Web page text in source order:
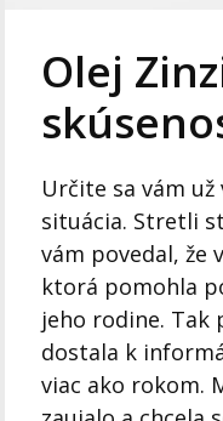
Olej
Určite sa vám
situácia. Stretli
vám povedal, že
ktorá pomohla
jeho rodine. Tak
dostala k
viac ako rokom.